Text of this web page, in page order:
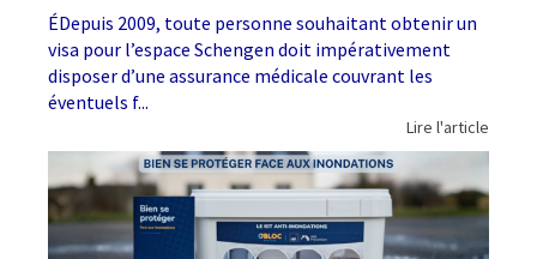
ÉDepuis 2009, toute personne souhaitant obtenir un
visa pour l’espace Schengen doit impérativement
disposer d’une assurance médicale couvrant les
éventuels f...
Lire l'article